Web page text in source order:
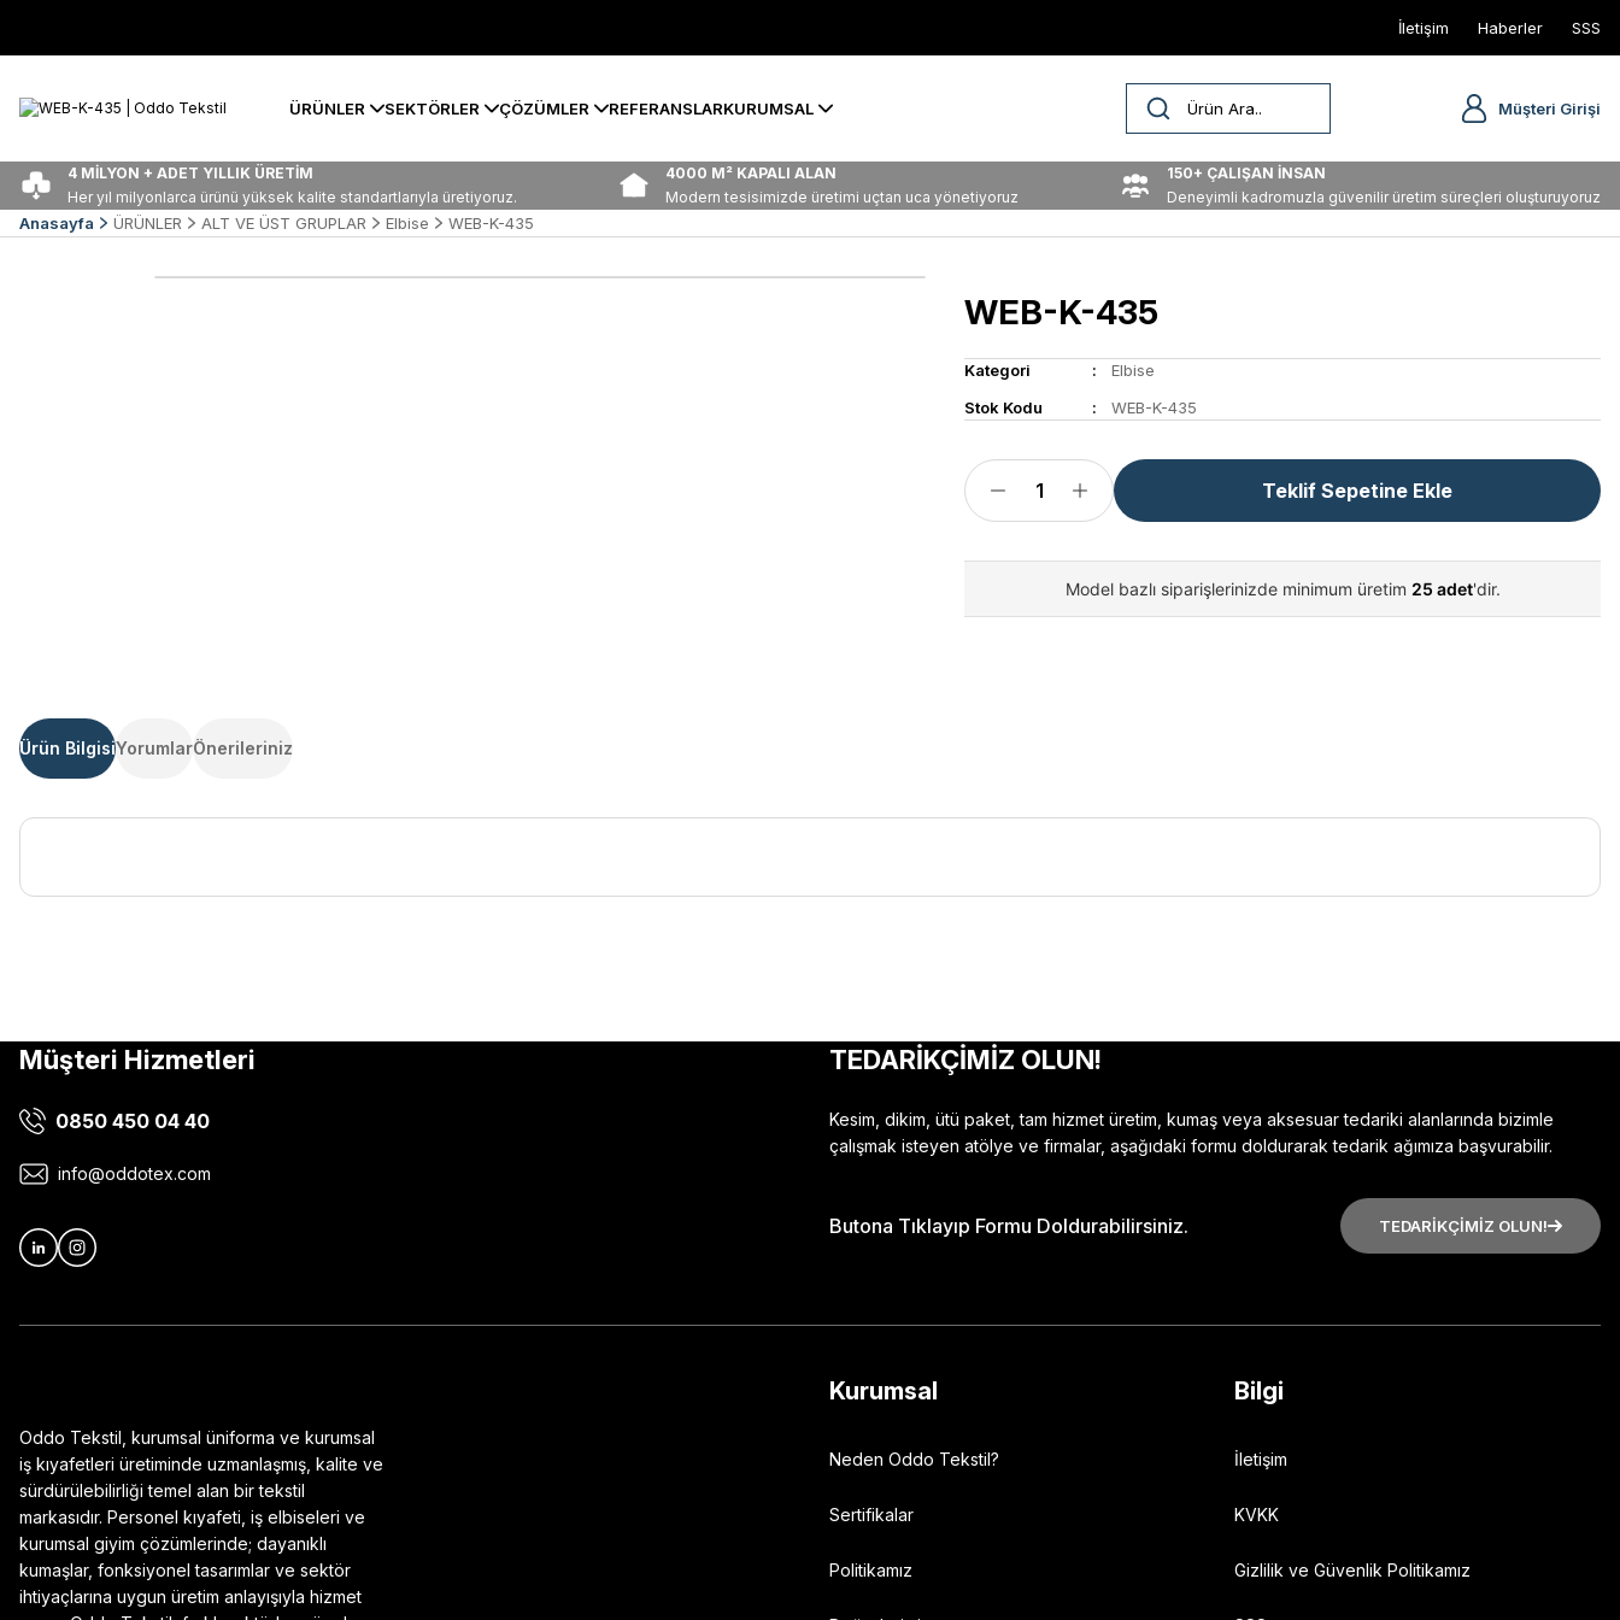
İletişim Haberler SSS
ÜRÜNLER SEKTÖRLER ÇÖZÜMLER REFERANSLARKURUMSAL Müşteri Girişi
4 MİLYON + ADET YILLIK ÜRETİM
Her yıl milyonlarca ürünü yüksek kalite standartlarıyla üretiyoruz.
4000 M² KAPALI ALAN
Modern tesisimizde üretimi uçtan uca yönetiyoruz
150+ ÇALIŞAN İNSAN
Deneyimli kadromuzla güvenilir üretim süreçleri oluşturuyoruz
Anasayfa ÜRÜNLER ALT VE ÜST GRUPLAR Elbise WEB-K-435
WEB-K-435
Kategori
Elbise
Stok Kodu
WEB-K-435
Teklif Sepetine Ekle
Model bazlı siparişlerinizde minimum üretim 25 adet'dir.
Ürün BilgisiYorumlarÖnerileriniz
Yorum Yaz
Ürün resmi kalitesiz, bozuk veya görüntülenemiyor.
Ürün bilgilerinde hatalar bulunuyor.
Müşteri Hizmetleri
0850 450 04 40
info@oddotex.com
TEDARİKÇİMİZ OLUN!
Kesim, dikim, ütü paket, tam hizmet üretim, kumaş veya aksesuar tedariki alanlarında bizimle
çalışmak isteyen atölye ve firmalar, aşağıdaki formu doldurarak tedarik ağımıza başvurabilir.
Butona Tıklayıp Formu Doldurabilirsiniz. TEDARİKÇİMİZ OLUN!
Oddo Tekstil, kurumsal üniforma ve kurumsal
iş kıyafetleri üretiminde uzmanlaşmış, kalite ve
sürdürülebilirliği temel alan bir tekstil
markasıdır. Personel kıyafeti, iş elbiseleri ve
kurumsal giyim çözümlerinde; dayanıklı
kumaşlar, fonksiyonel tasarımlar ve sektör
ihtiyaçlarına uygun üretim anlayışıyla hizmet
Kurumsal
Neden Oddo Tekstil?
Sertifikalar
Politikamız
Bilgi
İletişim
KVKK
Gizlilik ve Güvenlik Politikamız